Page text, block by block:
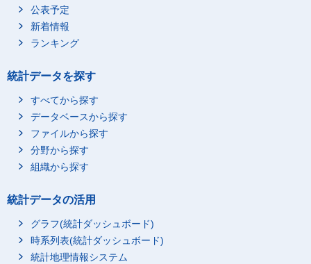
公表予定
新着情報
ランキング
統計データを探す
すべてから探す
データベースから探す
ファイルから探す
分野から探す
組織から探す
統計データの活用
グラフ(統計ダッシュボード)
時系列表(統計ダッシュボード)
統計地理情報システム